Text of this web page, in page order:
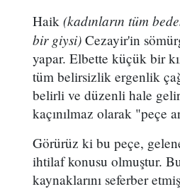
Haik (kadınların tüm
bir giysi) Cezayir'in
yapar. Elbette küçük bir
tüm belirsizlik ergenlik
belirli ve düzenli hale
kaçınılmaz olarak "peçe
Görürüz ki bu peçe,
ihtilaf konusu olmuştur.
kaynaklarını seferber